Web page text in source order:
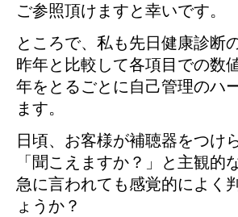
ご参照頂けますと幸いです。
ところで、私も先日健康診断
昨年と比較して各項目での数
年をとるごとに自己管理のハ
ます。
日頃、お客様が補聴器をつけ
「聞こえますか？」と主観
急に言われても感覚的によく
ょうか？